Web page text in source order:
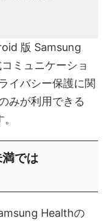
版 Samsung
ミュニケーショ
イバシー保護に関
みが利用できる
では
Healthの